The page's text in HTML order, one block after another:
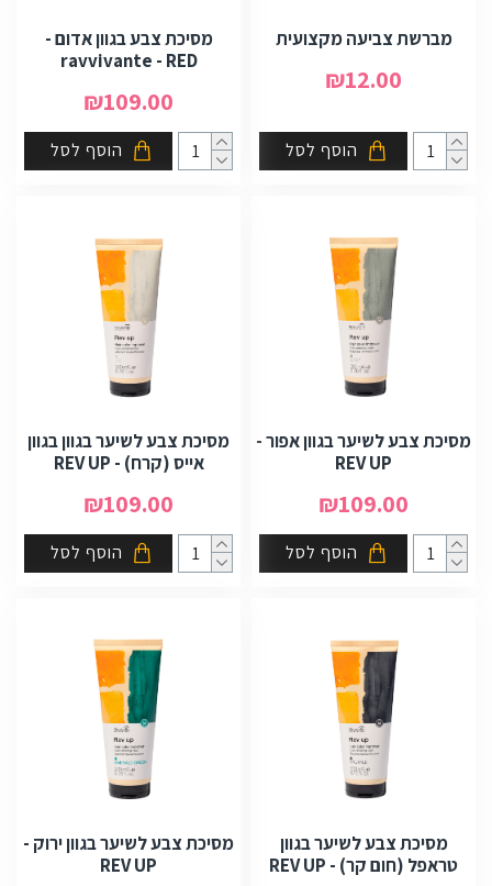
מברשת צביעה מקצועית
₪12.00
הוסף לסל
מסיכת צבע בגוון אדום -
ravvivante - RED
₪109.00
הוסף לסל
מסיכת צבע לשיער בגוון אפור -
REV UP
₪109.00
הוסף לסל
מסיכת צבע לשיער בגוון בגוון
אייס (קרח) - REV UP
₪109.00
הוסף לסל
מסיכת צבע לשיער בגוון
טראפל (חום קר) - REV UP
מסיכת צבע לשיער בגוון ירוק -
REV UP